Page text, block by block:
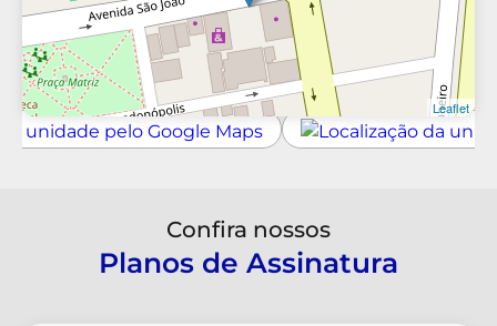
Leaflet
Confira nossos
Planos de Assinatura